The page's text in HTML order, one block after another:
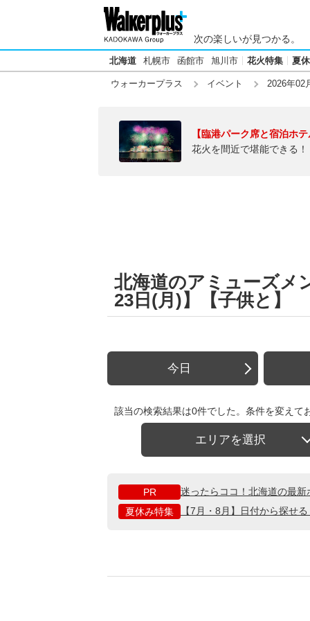
次の楽しいが見つかる。
北海道 札幌市 函館市 旭川市 花火特集 夏
ウォーカープラス イベント 2026年02
【臨港パーク席と宿泊ホ
花火を間近で堪能できる
北海道のアミューズメ
23日(月)】【子供と】
今日
該当の検索結果は0件でした。条件を変えて
エリアを選択
PR
迷ったらココ！北海道の最
夏休み特集
【7月・8月】日付から探せ